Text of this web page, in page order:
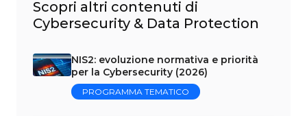
Scopri altri contenuti di
Cybersecurity & Data Protection
NIS2: evoluzione normativa e priorità
per la Cybersecurity (2026)
PROGRAMMA TEMATICO